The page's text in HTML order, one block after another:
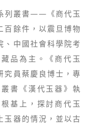
列叢書——《商代玉
百餘件，以震旦博物
、中國社會科學院考
品為主。《商代玉
究員蔡慶良博士，專
書《漢代玉器》執
基上，探討商代玉
玉器的情況，並以古